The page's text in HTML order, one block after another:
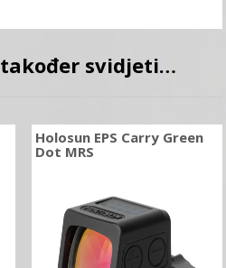
također svidjeti…
Holosun EPS Carry Green
Dot MRS